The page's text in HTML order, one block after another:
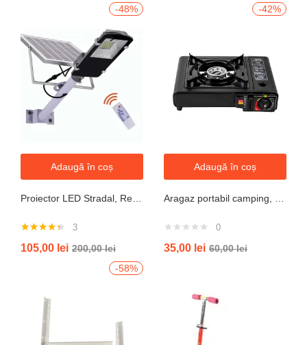
-48%
Adaugă în coș
4.33din 5
3
105,00 lei 200,00lei
-42%
Adaugă în coș
0
35,00 lei 60,00lei
-58%